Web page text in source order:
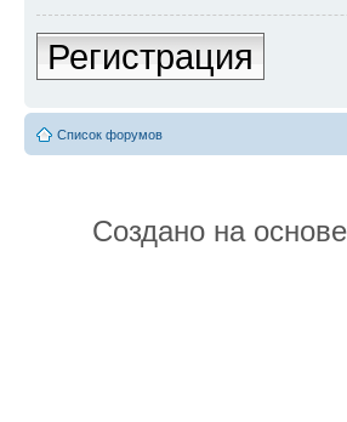
Регистрация
Список форумов
Создано на основе